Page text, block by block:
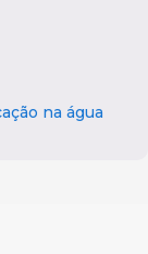
na água